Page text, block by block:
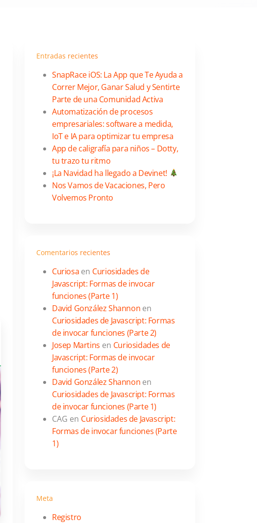
Entradas recientes
SnapRace iOS: La App que Te Ayuda a
Correr Mejor, Ganar Salud y Sentirte
Parte de una Comunidad Activa
Automatización de procesos
empresariales: software a medida,
IoT e IA para optimizar tu empresa
App de caligrafía para niños – Dotty,
tu trazo tu ritmo
¡La Navidad ha llegado a Devinet!
Nos Vamos de Vacaciones, Pero
Volvemos Pronto
Comentarios recientes
Curiosa en Curiosidades de
Javascript: Formas de invocar
funciones (Parte 1)
David González Shannon en
Curiosidades de Javascript: Formas
de invocar funciones (Parte 2)
Josep Martins en Curiosidades de
Javascript: Formas de invocar
funciones (Parte 2)
David González Shannon en
Curiosidades de Javascript: Formas
de invocar funciones (Parte 1)
CAG en Curiosidades de Javascript:
Formas de invocar funciones (Parte
1)
Meta
Registro